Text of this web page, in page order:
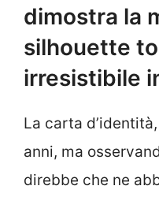
dimostra la
silhouette
irresistibile
La carta
anni, ma
direbbe che ne